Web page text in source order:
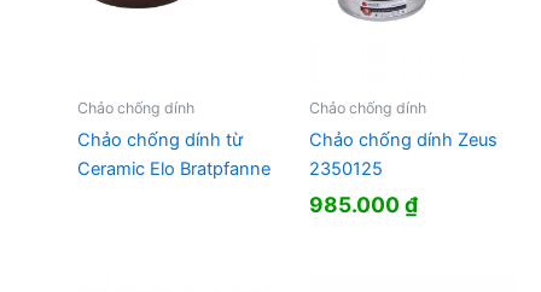
Chảo chống dính
Chảo chống dính từ
Ceramic Elo Bratpfanne
Chảo chống dính
Chảo chống dính Zeus
2350125
985.000₫